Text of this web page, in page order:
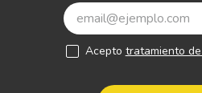
Acepto tratamiento